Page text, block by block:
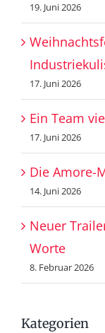
19. Juni 2026
17. Juni 2026
Ein Team
17. Juni 2026
Die Amore-
14. Juni 2026
Neuer
Worte
8. Februar 2026
Kategorien